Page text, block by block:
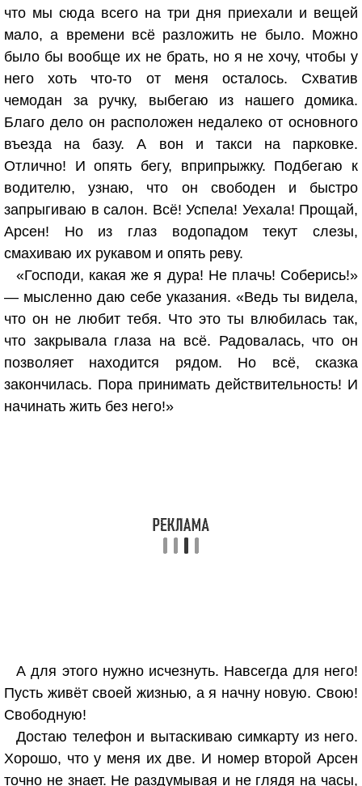
что мы сюда всего на три дня приехали и вещей
мало, а времени всё разложить не было. Можно
было бы вообще их не брать, но я не хочу, чтобы у
него хоть что-то от меня осталось. Схватив
чемодан за ручку, выбегаю из нашего домика.
Благо дело он расположен недалеко от основного
въезда на базу. А вон и такси на парковке.
Отлично! И опять бегу, вприпрыжку. Подбегаю к
водителю, узнаю, что он свободен и быстро
запрыгиваю в салон. Всё! Успела! Уехала! Прощай,
Арсен! Но из глаз водопадом текут слезы,
смахиваю их рукавом и опять реву.
«Господи, какая же я дура! Не плачь! Соберись!»
— мысленно даю себе указания. «Ведь ты видела,
что он не любит тебя. Что это ты влюбилась так,
что закрывала глаза на всё. Радовалась, что он
позволяет находится рядом. Но всё, сказка
закончилась. Пора принимать действительность! И
начинать жить без него!»
А для этого нужно исчезнуть. Навсегда для него!
Пусть живёт своей жизнью, а я начну новую. Свою!
Свободную!
Достаю телефон и вытаскиваю симкарту из него.
Хорошо, что у меня их две. И номер второй Арсен
точно не знает. Не раздумывая и не глядя на часы,